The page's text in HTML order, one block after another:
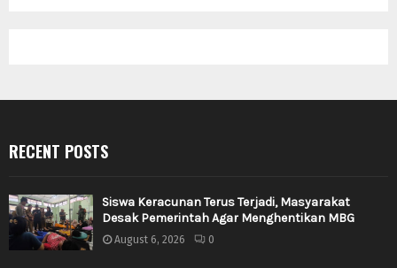
RECENT POSTS
Siswa Keracunan Terus Terjadi, Masyarakat
Desak Pemerintah Agar Menghentikan MBG
August 6, 2026 0